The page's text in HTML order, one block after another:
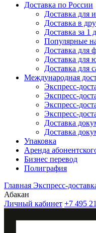
Доставка по России
Доставка для
Доставка в
Доставка за 1
Популярные
Доставка для
Доставка для
Доставка для
Международная
Экспресс-
Экспресс-
Экспресс-
Экспресс-
Доставка
Доставка
Упаковка
Аренда
Бизнес перевод
Полиграфия
Главная Экспресс-
Абакан
Личный кабинет +7 495